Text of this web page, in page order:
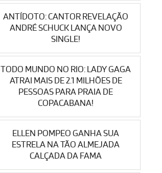
ANTÍDOTO: CANTOR REVELAÇÃO
ANDRÉ SCHUCK LANÇA NOVO
SINGLE!
TODO MUNDO NO RIO: LADY GAGA
ATRAI MAIS DE 2.1 MILHÕES DE
PESSOAS PARA PRAIA DE
COPACABANA!
ELLEN POMPEO GANHA SUA
ESTRELA NA TÃO ALMEJADA
CALÇADA DA FAMA